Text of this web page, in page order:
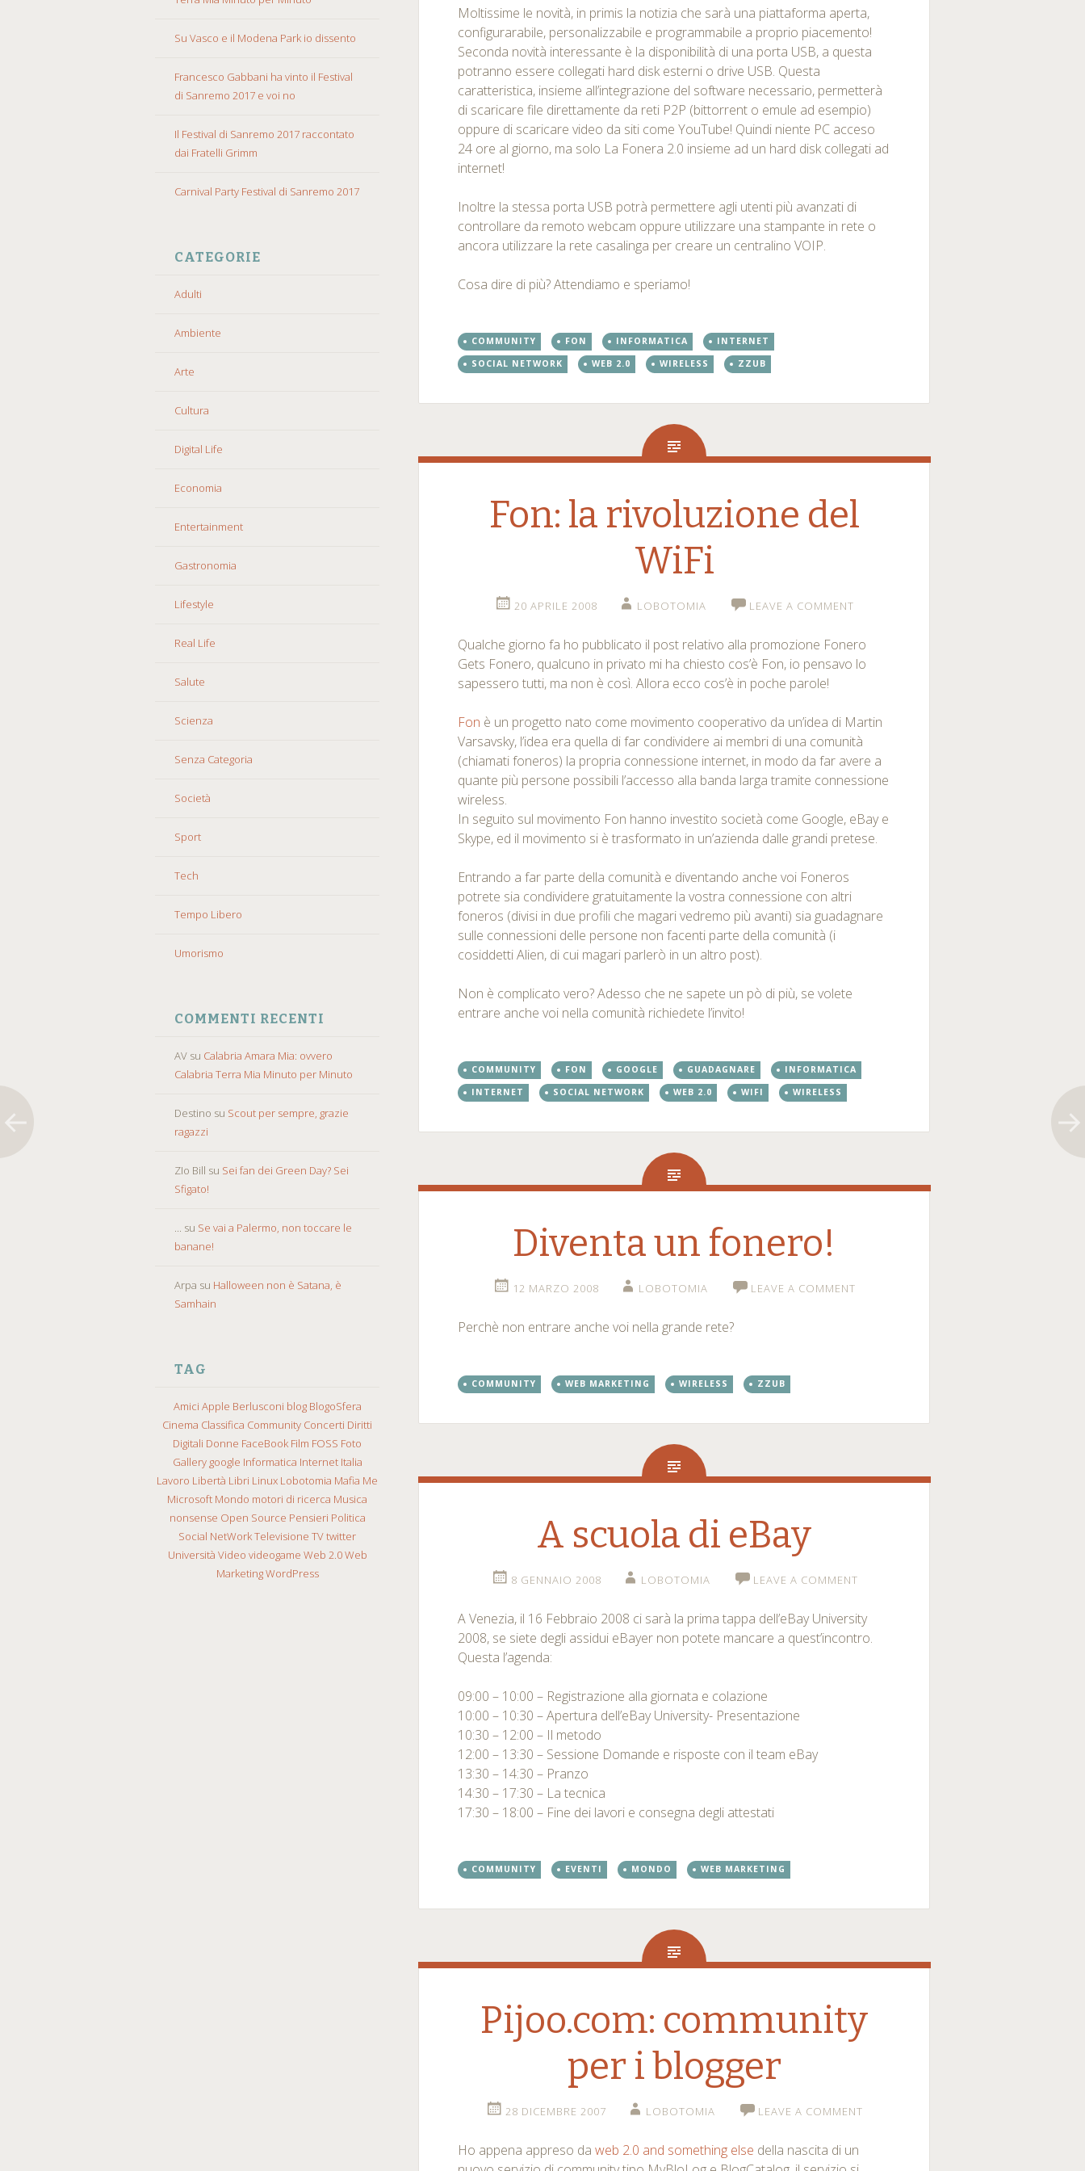
Su Vasco e il Modena Park io dissento
Francesco Gabbani ha vinto il Festival
di Sanremo 2017 e voi no
Il Festival di Sanremo 2017 raccontato
dai Fratelli Grimm
Carnival Party Festival di Sanremo 2017
CATEGORIE
Adulti
Ambiente
Arte
Cultura
Digital Life
Economia
Entertainment
Gastronomia
Lifestyle
Real Life
Salute
Scienza
Senza Categoria
Società
Sport
Tech
Tempo Libero
Umorismo
COMMENTI RECENTI
AV su Calabria Amara Mia: ovvero
Calabria Terra Mia Minuto per Minuto
Destino su Scout per sempre, grazie
ragazzi
ZIo Bill su Sei fan dei Green Day? Sei
Sfigato!
... su Se vai a Palermo, non toccare le
banane!
Arpa su Halloween non è Satana, è
Samhain
TAG
Amici Apple Berlusconi blog BlogoSfera
Cinema Classifica Community Concerti Diritti
Digitali Donne FaceBook Film FOSS Foto
Gallery google Informatica Internet Italia
Lavoro Libertà Libri Linux Lobotomia Mafia Me
Microsoft Mondo motori di ricerca Musica
nonsense Open Source Pensieri Politica
Social NetWorkTelevisione TVtwitter
Università Video videogame Web 2.0Web
MarketingWordPress
Moltissime le novità, in primis la notizia che sarà una piattaforma aperta,
configurarabile, personalizzabile e programmabile a proprio piacemento!
Seconda novità interessante è la disponibilità di una porta USB, a questa
potranno essere collegati hard disk esterni o drive USB. Questa
caratteristica, insieme all’integrazione del software necessario, permetterà
di scaricare file direttamente da reti P2P (bittorrent o emule ad esempio)
oppure di scaricare video da siti come YouTube! Quindi niente PC acceso
24 ore al giorno, ma solo La Fonera 2.0 insieme ad un hard disk collegati ad
internet!
Inoltre la stessa porta USB potrà permettere agli utenti più avanzati di
controllare da remoto webcam oppure utilizzare una stampante in rete o
ancora utilizzare la rete casalinga per creare un centralino VOIP.
Cosa dire di più? Attendiamo e speriamo!
COMMUNITY FON INFORMATICA
INTERNET
SOCIAL NETWORK
WEB 2.0 WIRELESS ZZUB
Fon: la rivoluzione del
WiFi
20 APRILE 2008 LOBOTOMIA LEAVE A COMMENT
Qualche giorno fa ho pubblicato il post relativo alla promozione Fonero
Gets Fonero, qualcuno in privato mi ha chiesto cos’è Fon, io pensavo lo
sapessero tutti, ma non è così. Allora ecco cos’è in poche parole!
Fon è un progetto nato come movimento cooperativo da un’idea di Martin
Varsavsky, l’idea era quella di far condividere ai membri di una comunità
(chiamati foneros) la propria connessione internet, in modo da far avere a
quante più persone possibili l’accesso alla banda larga tramite connessione
wireless.
In seguito sul movimento Fon hanno investito società come Google, eBay e
Skype, ed il movimento si è trasformato in un’azienda dalle grandi pretese.
Entrando a far parte della comunità e diventando anche voi Foneros
potrete sia condividere gratuitamente la vostra connessione con altri
foneros (divisi in due profili che magari vedremo più avanti) sia guadagnare
sulle connessioni delle persone non facenti parte della comunità (i
cosiddetti Alien, di cui magari parlerò in un altro post).
Non è complicato vero? Adesso che ne sapete un pò di più, se volete
entrare anche voi nella comunità richiedete l’invito!
COMMUNITY FON GOOGLE GUADAGNARE
INFORMATICA
INTERNET
SOCIAL NETWORK WEB 2.0 WIFI WIRELESS
Diventa un fonero!
12 MARZO 2008 LOBOTOMIA LEAVE A COMMENT
Perchè non entrare anche voi nella grande rete?
COMMUNITY WEB MARKETING WIRELESS ZZUB
A scuola di eBay
8 GENNAIO 2008 LOBOTOMIA LEAVE A COMMENT
A Venezia, il 16 Febbraio 2008 ci sarà la prima tappa dell’eBay University
2008, se siete degli assidui eBayer non potete mancare a quest’incontro.
Questa l’agenda:
09:00 – 10:00 – Registrazione alla giornata e colazione
10:00 – 10:30 – Apertura dell’eBay University- Presentazione
10:30 – 12:00 – Il metodo
12:00 – 13:30 – Sessione Domande e risposte con il team eBay
13:30 – 14:30 – Pranzo
14:30 – 17:30 – La tecnica
17:30 – 18:00 – Fine dei lavori e consegna degli attestati
COMMUNITY EVENTI MONDO WEB MARKETING
Pijoo.com: community
per i blogger
28 DICEMBRE 2007 LOBOTOMIA LEAVE A COMMENT
Ho appena appreso daweb 2.0 and something else della nascita di un